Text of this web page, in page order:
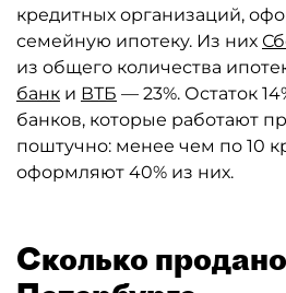
кредитных организаций,
семейную ипотеку. Из них
из общего количества
банк и ВТБ — 23%. Остаток
банков, которые работают
поштучно: менее чем по 10
оформляют 40% из них.
Сколько